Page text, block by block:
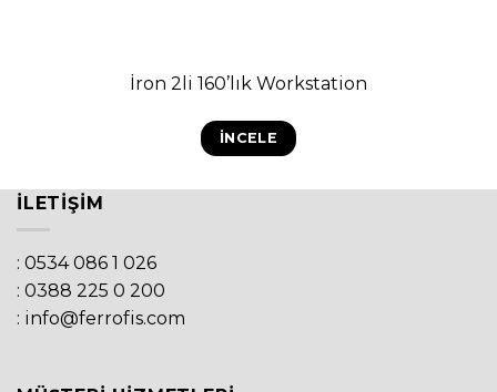
İron 2li 160’lık Workstation
İNCELE
İLETIŞIM
: 0534 086 1 026
: 0388 225 0 200
: info@ferrofis.com